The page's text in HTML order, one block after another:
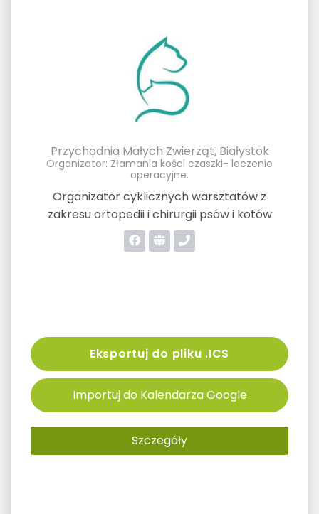
Przychodnia Małych Zwierząt, Białystok
Organizator: Złamania kości czaszki- leczenie
operacyjne.
Organizator cyklicznych warsztatów z
zakresu ortopedii i chirurgii psów i kotów
Eksportuj do pliku .ICS
Importuj do Kalendarza Google
Szczegóły